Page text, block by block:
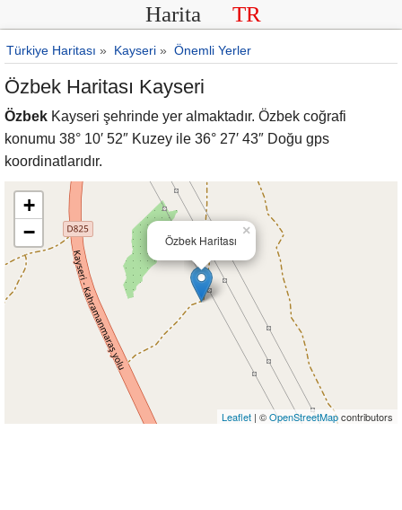
Harita TR
Türkiye Haritası » Kayseri » Önemli Yerler
Özbek Haritası Kayseri
Özbek Kayseri şehrinde yer almaktadır. Özbek coğrafi
konumu 38° 10′ 52″ Kuzey ile 36° 27′ 43″ Doğu gps
koordinatlarıdır.
Özbek Haritası
×
+
−
Leaflet | ©OpenStreetMapcontributors